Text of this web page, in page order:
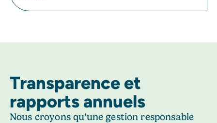
Transparence et
rapports annuels
Nous croyons qu'une gestion responsable